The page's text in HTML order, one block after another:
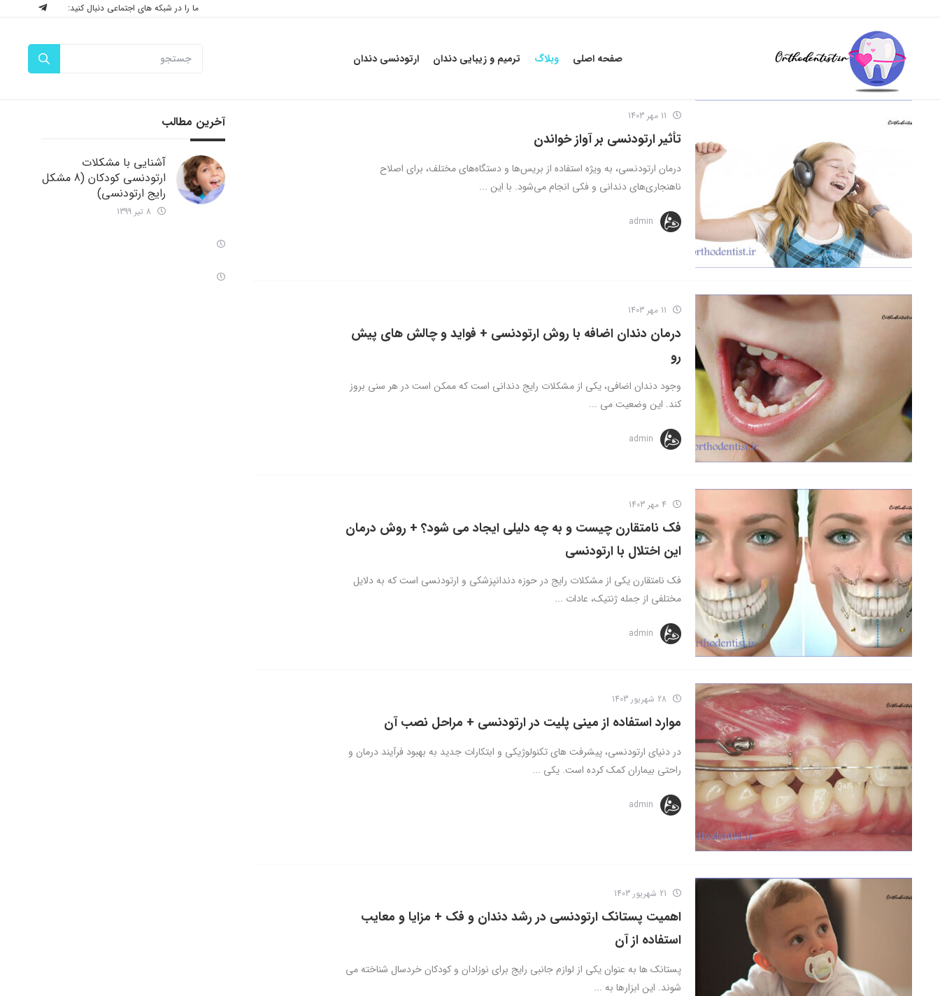
ما را در شبکه های اجتماعی دنبال کنید:
صفحه اصلی وبلاگ ترمیم و زیبایی دندان ارتودنسی دندان
تأثیر ارتودنسی بر آواز خواندن
درمان ارتودنسی، به ویژه استفاده از بریس‌ها و دستگاه‌های مختلف، برای اصلاح
ناهنجاری‌های دندانی و فکی انجام می‌شود. با این ...
admin
درمان دندان اضافه با روش ارتودنسی + فواید و چالش های پیش
رو
وجود دندان اضافی، یکی از مشکلات رایج دندانی است که ممکن است در هر سنی بروز
کند. این وضعیت می ...
admin
فک نامتقارن چیست و به چه دلیلی ایجاد می شود؟ + روش درمان
این اختلال با ارتودنسی
فک نامتقارن یکی از مشکلات رایج در حوزه دندانپزشکی و ارتودنسی است که به دلایل
مختلفی از جمله ژنتیک، عادات ...
admin
موارد استفاده از مینی پلیت در ارتودنسی + مراحل نصب آن
در دنیای ارتودنسی، پیشرفت های تکنولوژیکی و ابتکارات جدید به بهبود فرآیند درمان و
راحتی بیماران کمک کرده است. یکی ...
admin
اهمیت پستانک ارتودنسی در رشد دندان و فک + مزایا و معایب
استفاده از آن
پستانک ها به عنوان یکی از لوازم جانبی رایج برای نوزادان و کودکان خردسال شناخته می
شوند. این ابزارها به ...
آخرین مطالب
آشنایی با مشکلات
ارتودنسی کودکان (8 مشکل
رایج ارتودنسی)